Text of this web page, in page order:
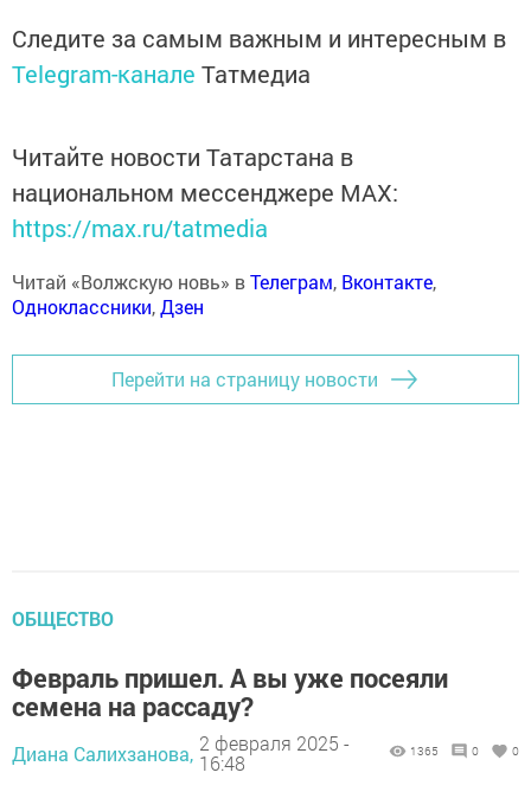
Следите за самым важным и интересным в
Telegram-канале Татмедиа
Читайте новости Татарстана в
национальном мессенджере MАХ:
https://max.ru/tatmedia
Читай «Волжскую новь» вТелеграм, Вконтакте,
Одноклассники,Дзен
Перейти на страницу новости
ОБЩЕСТВО
Февраль пришел. А вы уже посеяли
семена на рассаду?
Диана Салихзанова, 2 февраля 2025 -
16:48
1365 0 0